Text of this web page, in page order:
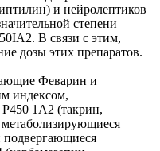
и нейролептиков
степени
В связи с этим,
дозы этих препаратов.
Феварин и
индексом,
1А2 (такрин,